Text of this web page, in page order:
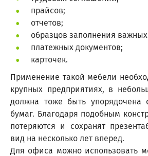
прайсов;
отчетов;
образцов заполнения
платежных документов;
карточек.
Применение такой мебели
крупных предприятиях, в
должна тоже быть упорядочена
бумаг. Благодаря подобным
потеряются и сохранят
вид на несколько лет вперед.
Для офиса можно использовать